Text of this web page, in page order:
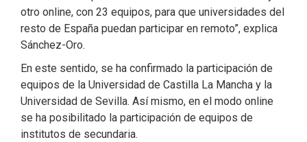
otro online, con 23 equipos, para que universidades del
resto de España puedan participar en remoto”, explica
Sánchez-Oro.
En este sentido, se ha confirmado la participación de
equipos de la Universidad de Castilla La Mancha y la
Universidad de Sevilla. Así mismo, en el modo online
se ha posibilitado la participación de equipos de
institutos de secundaria.